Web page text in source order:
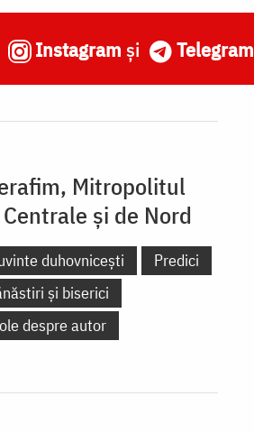
Instagram și Telegram
Mitropolitul
și de Nord
duhovnicești
Predici
și biserici
despre autor